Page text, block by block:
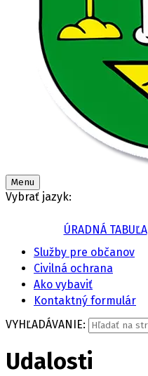
Menu
Vybrať jazyk:
ÚRADNÁ TABUĽA
Služby pre občanov
Civilná ochrana
Ako vybaviť
Kontaktný formulár
VYHĽADÁVANIE:
Udalosti